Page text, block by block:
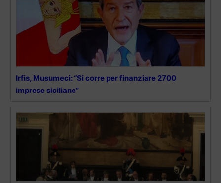
Irfis, Musumeci: “Si corre per finanziare 2700
imprese siciliane”